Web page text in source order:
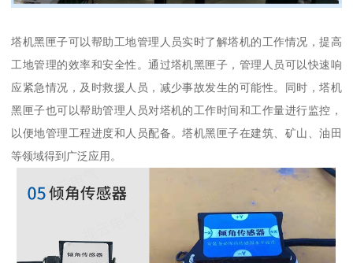
塔机黑匣子可以帮助工地管理人员实时了解塔机的工作情况，提高
工地管理的效率和安全性。通过塔机黑匣子，管理人员可以快速响
应紧急情况，及时救援人员，减少事故发生的可能性。同时，塔机
黑匣子也可以帮助管理人员对塔机的工作时间和工作量进行监控，
以便地管理工程进度和人员配备。塔机黑匣子在建筑、矿山、油田
等领域得到广泛应用。